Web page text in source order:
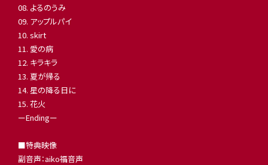
08. よるのうみ
09. アップルパイ
10. skirt
11. 愛の病
12. キラキラ
13. 夏が帰る
14. 星の降る日に
15. 花火
ーEndingー
■特典映像
副音声：aiko福音声